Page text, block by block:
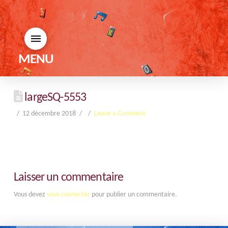
MENU
largeSQ-5553
12 décembre 2018 Leave a Comment
Laisser un commentaire
Vous devez vous connecterpour publier un commentaire.